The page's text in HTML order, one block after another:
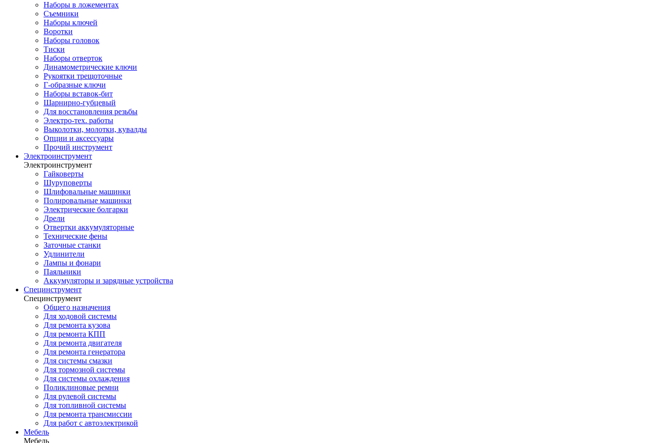
Наборы в ложементах
Съемники
Наборы ключей
Воротки
Наборы головок
Тиски
Наборы отверток
Динамометрические ключи
Рукоятки трещоточные
Г-образные ключи
Наборы вставок-бит
Шарнирно-губцевый
Для восстановления резьбы
Электро-тех. работы
Выколотки, молотки, кувалды
Опции и аксессуары
Прочий инструмент
Электроинструмент
Электроинструмент
Гайковерты
Шуруповерты
Шлифовальные машинки
Полировальные машинки
Электрические болгарки
Дрели
Отвертки аккумуляторные
Технические фены
Заточные станки
Удлинители
Лампы и фонари
Паяльники
Аккумуляторы и зарядные устройства
Специнструмент
Специнструмент
Общего назначения
Для ходовой системы
Для ремонта кузова
Для ремонта КПП
Для ремонта двигателя
Для ремонта генератора
Для системы смазки
Для тормозной системы
Для системы охлаждения
Поликлиновые ремни
Для рулевой системы
Для топливной системы
Для ремонта трансмиссии
Для работ с автоэлектрикой
Мебель
Мебель